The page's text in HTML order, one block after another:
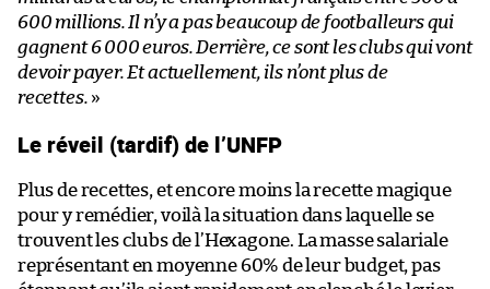
600 millions. Il n’y a pas beaucoup de footballeurs qui
gagnent 6 000 euros. Derrière, ce sont les clubs qui vont
devoir payer. Et actuellement, ils n’ont plus de
recettes. »
Le réveil (tardif) de l’UNFP
Plus de recettes, et encore moins la recette magique
pour y remédier, voilà la situation dans laquelle se
trouvent les clubs de l’Hexagone. La masse salariale
représentant en moyenne 60% de leur budget, pas